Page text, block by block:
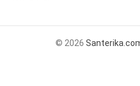
© 2026